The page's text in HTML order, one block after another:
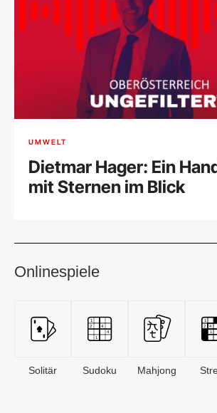
UMWELT
Dietmar Hager: Ein
mit Sternen im Blick
Onlinespiele
Solitär Sudoku Mahjong